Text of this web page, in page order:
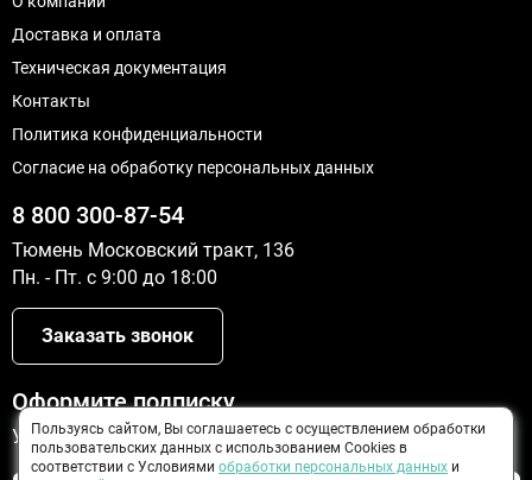
Доставка и оплата
Техническая документация
Контакты
Политика конфиденциальности
Согласие на обработку персональных данных
8 800 300-87-54
Тюмень Московский тракт, 136
Пн. - Пт. с 9:00 до 18:00
Заказать звонок
Оформите подписку
Узнайте о новинках и скидках первыми
Пользуясь сайтом, Вы соглашаетесь с осуществлением обработки
пользовательских данных с использованием Cookies в
соответствии с Условиями обработки персональных данных и